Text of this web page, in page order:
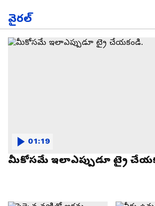
వైరల్
మీకోసమే ఇలాఎప్పుడూ ట్రై
01:19